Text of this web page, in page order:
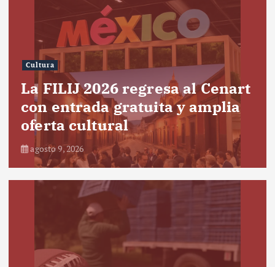
Cultura
La FILIJ 2026 regresa al Cenart
con entrada gratuita y amplia
oferta cultural
agosto 9, 2026